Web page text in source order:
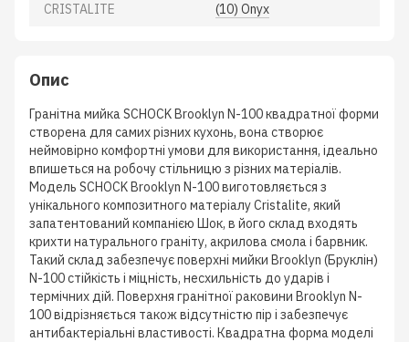
CRISTALITE (10) Onyx
Опис
Гранітна мийка SCHOCK Brooklyn N-100 квадратної форми
створена для самих різних кухонь, вона створює
неймовірно комфортні умови для використання, ідеально
впишеться на робочу стільницю з різних матеріалів.
Модель SCHOCK Brooklyn N-100 виготовляється з
унікального композитного матеріалу Cristalite, який
запатентований компанією Шок, в його склад входять
крихти натурального граніту, акрилова смола і барвник.
Такий склад забезпечує поверхні мийки Brooklyn (Бруклін)
N-100 стійкість і міцність, несхильність до ударів і
термічних дій. Поверхня гранітної раковини Brooklyn N-
100 відрізняється також відсутністю пір і забезпечує
антибактеріальні властивості. Квадратна форма моделі